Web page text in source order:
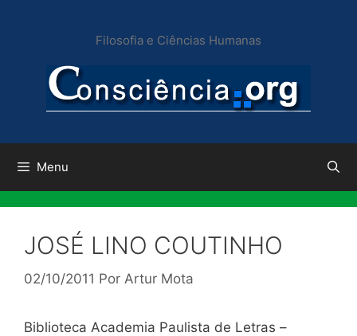
conteúdo
Filosofia e Ciências Humanas
Menu
JOSÉ LINO COUTINHO
02/10/2011 Por Artur Mota
Biblioteca Academia Paulista de Letras –